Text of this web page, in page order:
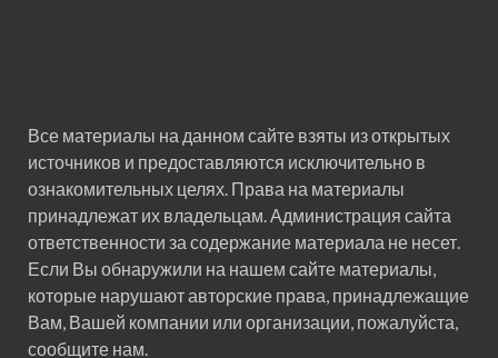
Все материалы на данном сайте взяты из открытых
источников и предоставляются исключительно в
ознакомительных целях. Права на материалы
принадлежат их владельцам. Администрация сайта
ответственности за содержание материала не несет.
Если Вы обнаружили на нашем сайте материалы,
которые нарушают авторские права, принадлежащие
Вам, Вашей компании или организации, пожалуйста,
сообщите нам.